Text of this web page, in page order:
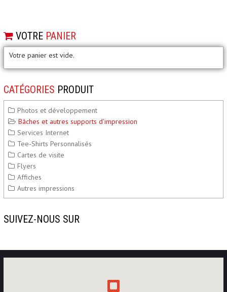
VOTRE PANIER
Votre panier est vide.
CATÉGORIES PRODUIT
Photos et développement
Bâches et autres supports d'impression
Services Internet
Tee-Shirts Personnalisés
Cartes de visite
Flyers
Affiches
Autres impressions
SUIVEZ-NOUS SUR